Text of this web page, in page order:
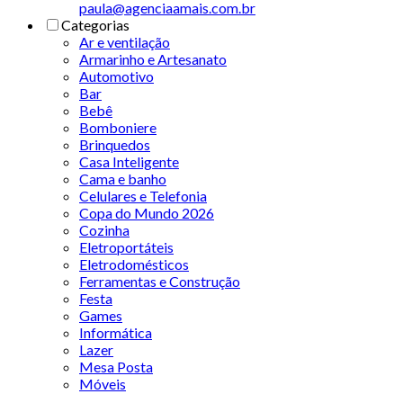
paula@agenciaamais.com.br
Categorias
Ar e ventilação
Armarinho e Artesanato
Automotivo
Bar
Bebê
Bomboniere
Brinquedos
Casa Inteligente
Cama e banho
Celulares e Telefonia
Copa do Mundo 2026
Cozinha
Eletroportáteis
Eletrodomésticos
Ferramentas e Construção
Festa
Games
Informática
Lazer
Mesa Posta
Móveis